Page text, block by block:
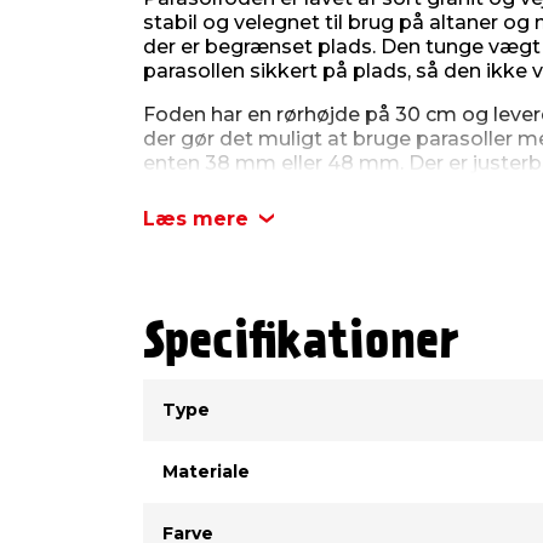
stabil og velegnet til brug på altaner og
der er begrænset plads. Den tunge
parasollen sikkert på plads, så den ikke
Foden har en rørhøjde på 30 cm og
der gør det muligt at bruge parasoller
enten 38 mm eller 48 mm. Der er
skruenøgle medfølger, så monteringen
halvrunde design gør det muligt at
væg eller et gelænder, hvilket sparer
rådighed.
Læs mere
Specifikationer
Type
Materiale
Farve